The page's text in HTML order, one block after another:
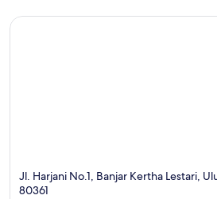
Jl. Harjani No.1, Banjar Kertha Lestari,
80361